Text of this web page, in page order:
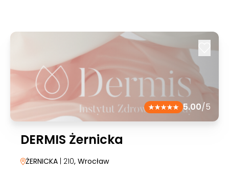
5.00/5
DERMIS Żernicka
ŻERNICKA | 210, Wrocław